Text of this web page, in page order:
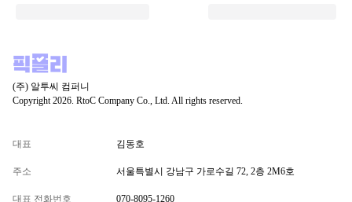
(주) 알투씨 컴퍼니
Copyright 2026. RtoC Company Co., Ltd. All rights reserved.
대표 김동호
주소 서울특별시 강남구 가로수길 72, 2층 2M6호
대표 전화번호 070-8095-1260